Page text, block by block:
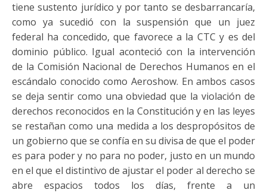
tiene sustento jurídico y por tanto se desbarrancaría,
como ya sucedió con la suspensión que un juez
federal ha concedido, que favorece a la CTC y es del
dominio público. Igual aconteció con la intervención
de la Comisión Nacional de Derechos Humanos en el
escándalo conocido como Aeroshow. En ambos casos
se deja sentir como una obviedad que la violación de
derechos reconocidos en la Constitución y en las leyes
se restañan como una medida a los despropósitos de
un gobierno que se confía en su divisa de que el poder
es para poder y no para no poder, justo en un mundo
en el que el distintivo de ajustar el poder al derecho se
abre espacios todos los días, frente a un